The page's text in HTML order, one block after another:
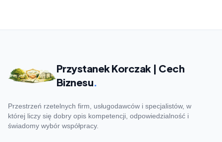
Przystanek Korczak | Cech
Biznesu.
Przestrzeń rzetelnych firm, usługodawców i specjalistów, w
której liczy się dobry opis kompetencji, odpowiedzialność i
świadomy wybór współpracy.